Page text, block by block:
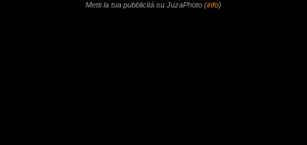
Metti la tua pubblicità su JuzaPhoto (info)